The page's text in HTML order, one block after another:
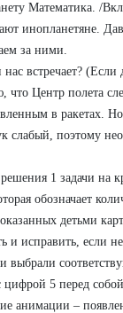
Математика. /
инопланетяне.
за ними.
встречает? (Если
что Центр полета
в ракетах. Но
слабый, поэтому
1 задачи на
обозначает
детьми
и исправить, если
выбрали
цифрой 5 перед
анимации –